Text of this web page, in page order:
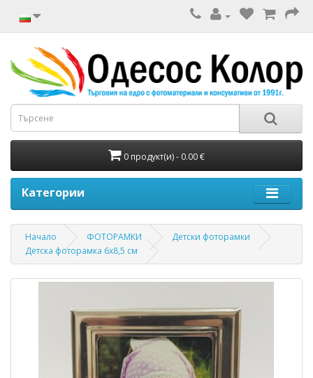
0 продукт(и) - 0.00 €
Категории
Начало ФОТОРАМКИ
Детски фоторамки
Детска фоторамка 6х8,5 см